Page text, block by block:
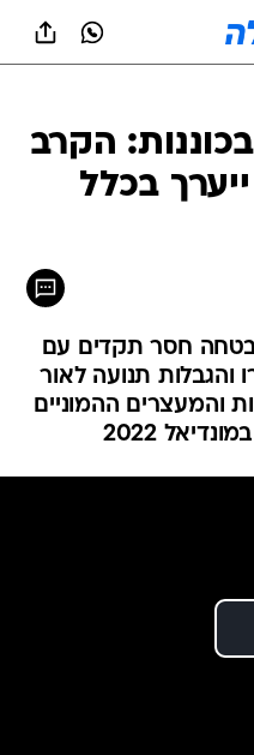
הקרב
בכלל
חסר תקדים עם
והגבלות תנועה לאור
והמעצרים ההמוניים
2022